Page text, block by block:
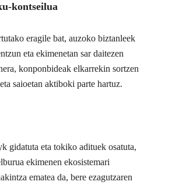
kontseilua
eragile bat, auzoko biztanleek
eta ekimenetan sar daitezen
konponbideak elkarrekin sortzen
saioetan aktiboki parte hartuz.
gidatuta eta tokiko adituek osatuta,
ekimenen ekosistemari
ematea da, bere ezagutzaren